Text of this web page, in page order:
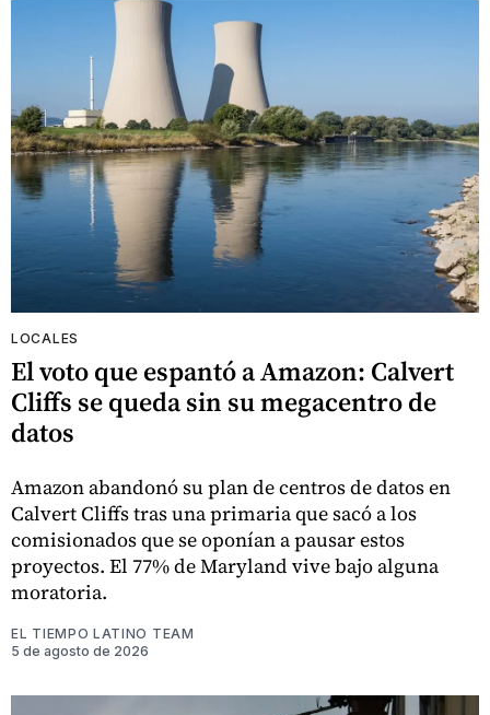
LOCALES
El voto que espantó a Amazon: Calvert
Cliffs se queda sin su megacentro de
datos
Amazon abandonó su plan de centros de datos en
Calvert Cliffs tras una primaria que sacó a los
comisionados que se oponían a pausar estos
proyectos. El 77% de Maryland vive bajo alguna
moratoria.
EL TIEMPO LATINO TEAM
5 de agosto de 2026